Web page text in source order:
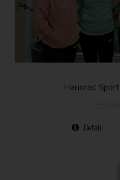
Hanorac
Detalii